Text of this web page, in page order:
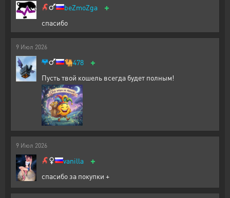
beZmoZga +
спасибо
9 Июл 2026
🐫478 +
Пусть твой кошель всегда будет полным!
9 Июл 2026
vanilla +
спасибо за покупки +